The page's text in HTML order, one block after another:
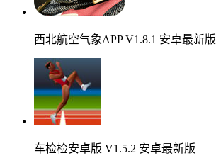
西北航空气象APP V1.8.1 安卓最新版
车检检安卓版 V1.5.2 安卓最新版